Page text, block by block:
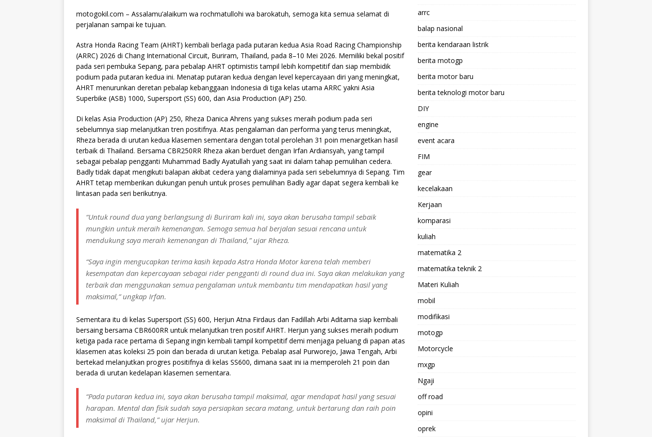
motogokil.com – Assalamu’alaikum wa rochmatullohi wa barokatuh, semoga kita semua selamat di
perjalanan sampai ke tujuan.
Astra Honda Racing Team (AHRT) kembali berlaga pada putaran kedua Asia Road Racing Championship
(ARRC) 2026 di Chang International Circuit, Buriram, Thailand, pada 8–10 Mei 2026. Memiliki bekal positif
pada seri pembuka Sepang, para pebalap AHRT optimistis tampil lebih kompetitif dan siap membidik
podium pada putaran kedua ini. Menatap putaran kedua dengan level kepercayaan diri yang meningkat,
AHRT menurunkan deretan pebalap kebanggaan Indonesia di tiga kelas utama ARRC yakni Asia
Superbike (ASB) 1000, Supersport (SS) 600, dan Asia Production (AP) 250.
Di kelas Asia Production (AP) 250, Rheza Danica Ahrens yang sukses meraih podium pada seri
sebelumnya siap melanjutkan tren positifnya. Atas pengalaman dan performa yang terus meningkat,
Rheza berada di urutan kedua klasemen sementara dengan total perolehan 31 poin menargetkan hasil
terbaik di Thailand. Bersama CBR250RR Rheza akan berduet dengan Irfan Ardiansyah, yang tampil
sebagai pebalap pengganti Muhammad Badly Ayatullah yang saat ini dalam tahap pemulihan cedera.
Badly tidak dapat mengikuti balapan akibat cedera yang dialaminya pada seri sebelumnya di Sepang. Tim
AHRT tetap memberikan dukungan penuh untuk proses pemulihan Badly agar dapat segera kembali ke
lintasan pada seri berikutnya.
“Untuk round dua yang berlangsung di Buriram kali ini, saya akan berusaha tampil sebaik
mungkin untuk meraih kemenangan. Semoga semua hal berjalan sesuai rencana untuk
mendukung saya meraih kemenangan di Thailand,” ujar Rheza.
“Saya ingin mengucapkan terima kasih kepada Astra Honda Motor karena telah memberi
kesempatan dan kepercayaan sebagai rider pengganti di round dua ini. Saya akan melakukan yang
terbaik dan menggunakan semua pengalaman untuk membantu tim mendapatkan hasil yang
maksimal,” ungkap Irfan.
Sementara itu di kelas Supersport (SS) 600, Herjun Atna Firdaus dan Fadillah Arbi Aditama siap kembali
bersaing bersama CBR600RR untuk melanjutkan tren positif AHRT. Herjun yang sukses meraih podium
ketiga pada race pertama di Sepang ingin kembali tampil kompetitif demi menjaga peluang di papan atas
klasemen atas koleksi 25 poin dan berada di urutan ketiga. Pebalap asal Purworejo, Jawa Tengah, Arbi
bertekad melanjutkan progres positifnya di kelas SS600, dimana saat ini ia memperoleh 21 poin dan
berada di urutan kedelapan klasemen sementara.
“Pada putaran kedua ini, saya akan berusaha tampil maksimal, agar mendapat hasil yang sesuai
harapan. Mental dan fisik sudah saya persiapkan secara matang, untuk bertarung dan raih poin
maksimal di Thailand,” ujar Herjun.
arrc
balap nasional
berita kendaraan listrik
berita motogp
berita motor baru
berita teknologi motor baru
DIY
engine
event acara
FIM
gear
kecelakaan
Kerjaan
komparasi
kuliah
matematika 2
matematika teknik 2
Materi Kuliah
mobil
modifikasi
motogp
Motorcycle
mxgp
Ngaji
off road
opini
oprek